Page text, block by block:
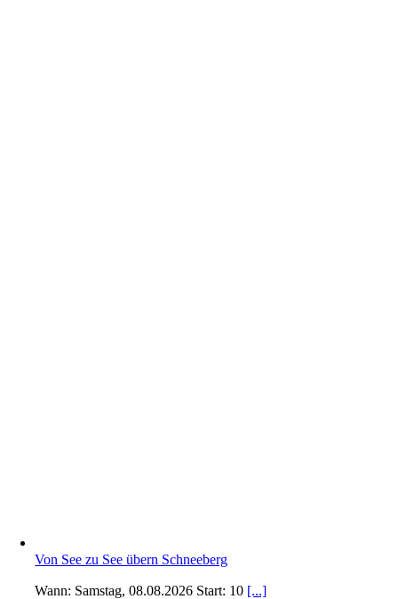
Von See zu See übern Schneeberg
Wann: Samstag, 08.08.2026 Start: 10 [...]